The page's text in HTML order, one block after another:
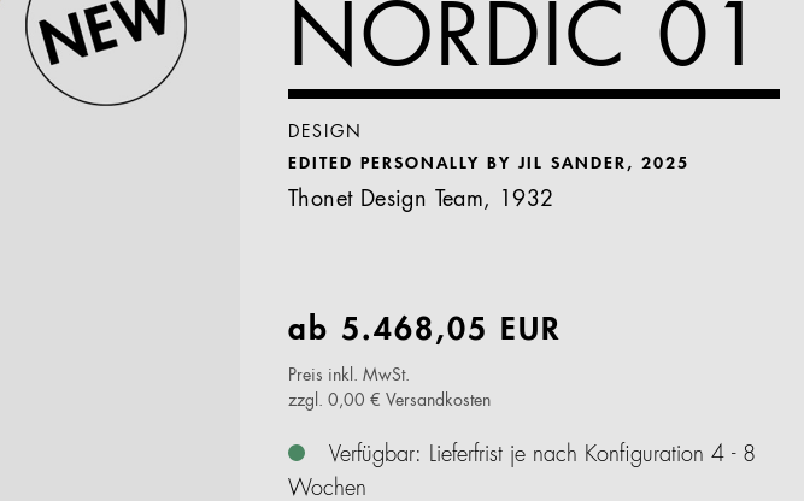
NORDIC 01
DESIGN
EDITED PERSONALLY BY JIL SANDER, 2025
Thonet Design Team, 1932
ab 5.468,05 EUR
Preis inkl. MwSt.
zzgl. 0,00 € Versandkosten
Verfügbar: Lieferfrist je nach Konfiguration 4 - 8
Wochen